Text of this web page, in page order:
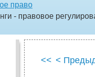
право
- правовое
<< <